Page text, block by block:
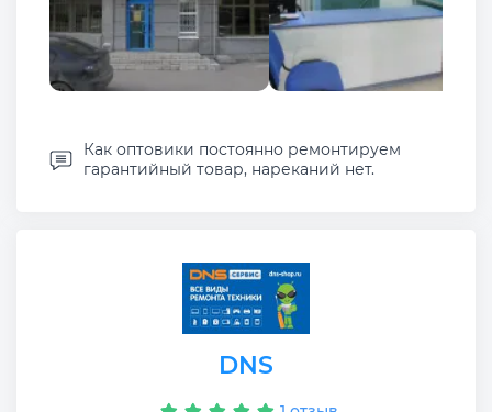
Как оптовики постоянно ремонтируем
гарантийный товар, нареканий нет.
DNS